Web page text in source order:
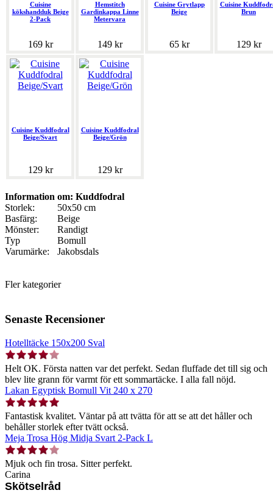
Cuisine
kökshandduk Beige
2-Pack
169 kr
Hemstitch
Gardinkappa Linne
Metervara
149 kr
Cuisine Grytlapp
Beige
65 kr
Cuisine
Brun
129 kr
Cuisine Kuddfodral
Beige/Svart
129 kr
Cuisine Kuddfodral
Beige/Grön
129 kr
Information om: Kuddfodral
Storlek:
50x50 cm
Basfärg:
Beige
Mönster:
Randigt
Typ
Bomull
Varumärke:
Jakobsdals
Fler kategorier
Senaste Recensioner
Hotelltäcke 150x200 Sval
Helt OK. Första natten var det perfekt. Sedan fluffade det till sig och
blev lite grann för varmt för ett sommartäcke. I alla fall nöjd.
Lakan Egyptisk Bomull Vit 240 x 270
Fantastisk kvalitet. Väntar på att tvätta för att se att det håller och
behåller storlek efter tvätt också.
Meja Trosa Hög Midja Svart 2-Pack L
Mjuk och fin trosa. Sitter perfekt.
Carina
Skötselråd